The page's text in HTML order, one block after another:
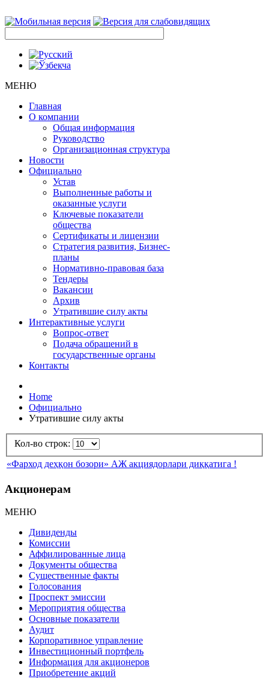
МЕНЮ
Главная
О компании
Общая информация
Руководство
Организационная структура
Новости
Официально
Устав
Выполненные работы и
оказанные услуги
Ключевые показатели
общества
Сертификаты и лицензии
Стратегия развития, Бизнес-
планы
Нормативно-правовая база
Тендеры
Вакансии
Архив
Утратившие силу акты
Интерактивные услуги
Вопрос-ответ
Подача обращений в
государственные органы
Контакты
Home
Официально
Утратившие силу акты
Кол-во строк:
«Фарход деҳқон бозори» АЖ акциядорлари диққатига !
Акционерам
МЕНЮ
Дивиденды
Комиссии
Аффилированные лица
Документы общества
Существенные факты
Голосования
Проспект эмиссии
Мероприятия общества
Основные показатели
Аудит
Корпоративное управление
Инвестиционный портфель
Информация для акционеров
Приобретение акций